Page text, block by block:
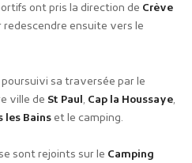
ont pris la direction de Crève
redescendre ensuite vers le
sa traversée par le
ville de St Paul, Cap la Houssaye,
les Bainset le camping.
sont rejoints sur le Camping